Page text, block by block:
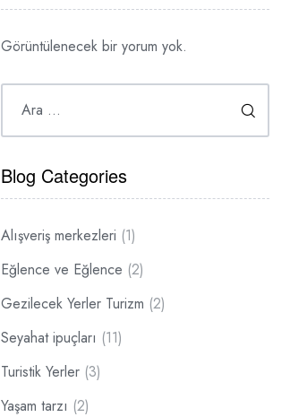
Görüntülenecek bir yorum yok.
Blog Categories
Alışveriş merkezleri (1)
Eğlence ve Eğlence (2)
Gezilecek Yerler Turizm (2)
Seyahat ipuçları (11)
Turistik Yerler (3)
Yaşam tarzı (2)